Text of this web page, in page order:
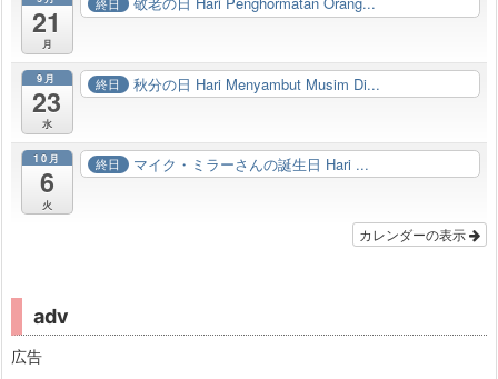
21
月
9月
23
水
終日 秋分の日 Hari Menyambut Musim Di...
10月
6
火
終日 マイク・ミラーさんの誕生日 Hari ...
カレンダーの表示
adv
広告